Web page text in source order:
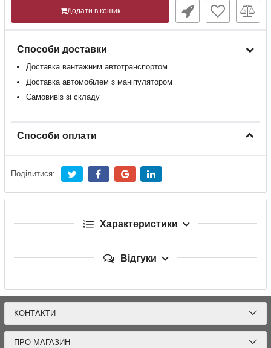
Додати в кошик
Способи доставки
Доставка вантажним автотранспортом
Доставка автомобілем з маніпулятором
Самовивіз зі складу
Способи оплати
Поділитися:
Характеристики
Відгуки
КОНТАКТИ
ПРО МАГАЗИН